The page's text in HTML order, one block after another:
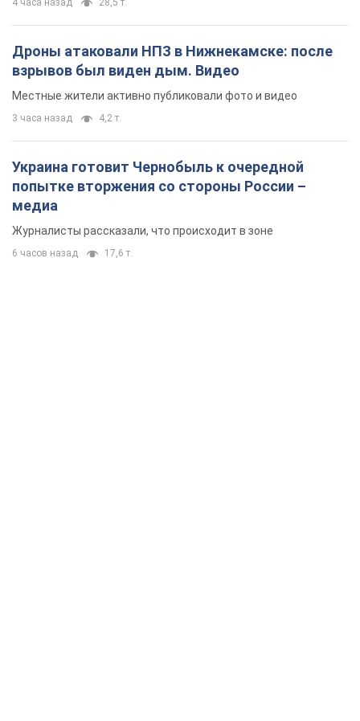
4 часа назад 28,5 т.
Дроны атаковали НПЗ в Нижнекамске: после
взрывов был виден дым. Видео
Местные жители активно публиковали фото и видео
3 часа назад 4,2 т.
Украина готовит Чернобыль к очередной
попытке вторжения со стороны России –
медиа
Журналисты рассказали, что происходит в зоне
6 часов назад 17,6 т.